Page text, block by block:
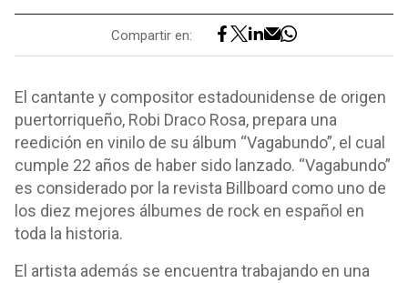
Compartir en:
El cantante y compositor estadounidense de origen
puertorriqueño, Robi Draco Rosa, prepara una
reedición en vinilo de su álbum “Vagabundo”, el cual
cumple 22 años de haber sido lanzado. “Vagabundo”
es considerado por la revista Billboard como uno de
los diez mejores álbumes de rock en español en
toda la historia.
El artista además se encuentra trabajando en una